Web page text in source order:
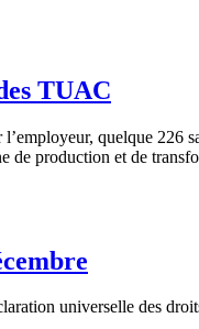
TUAC
quelque 226
de production et de
universelle des